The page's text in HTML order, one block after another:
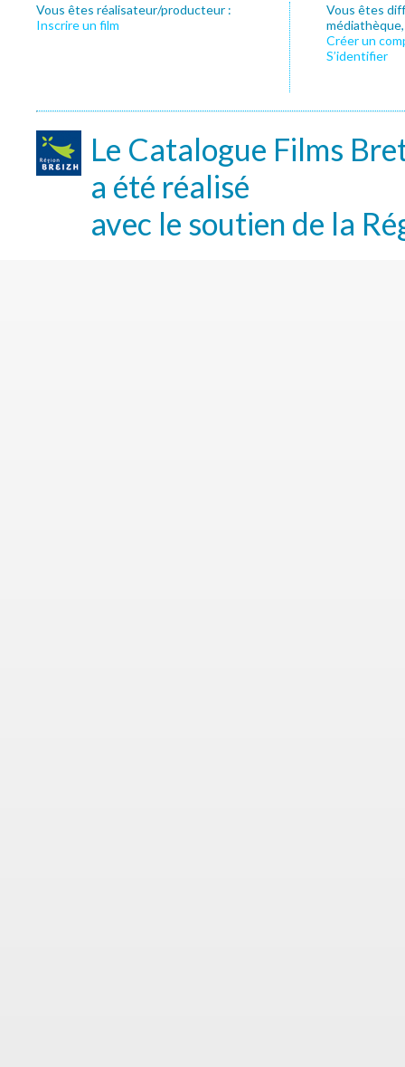
Vous êtes réalisateur/producteur :
Inscrire un film
Vous êtes
Créer un
S’identifier
Le Catalogue Films
a été réalisé
avec le soutien de la